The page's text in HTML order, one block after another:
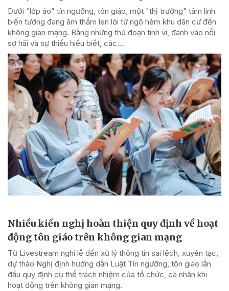
Dưới “lớp áo” tín ngưỡng, tôn giáo, một "thị trường" tâm linh
biến tướng đang âm thầm len lỏi từ ngõ hẻm khu dân cư đến
không gian mạng. Bằng những thủ đoạn tinh vi, đánh vào nỗi
sợ hãi và sự thiếu hiểu biết, các...
Nhiều kiến nghị hoàn thiện quy định về hoạt
động tôn giáo trên không gian mạng
Từ Livestream nghi lễ đến xử lý thông tin sai lệch, xuyên tạc,
dự thảo Nghị định hướng dẫn Luật Tín ngưỡng, tôn giáo lần
đầu quy định cụ thể trách nhiệm của tổ chức, cá nhân khi
hoạt động trên không gian mạng.